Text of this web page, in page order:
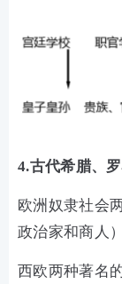
4.古代希腊、
欧洲奴隶社会
政治家和商人
西欧两种著名